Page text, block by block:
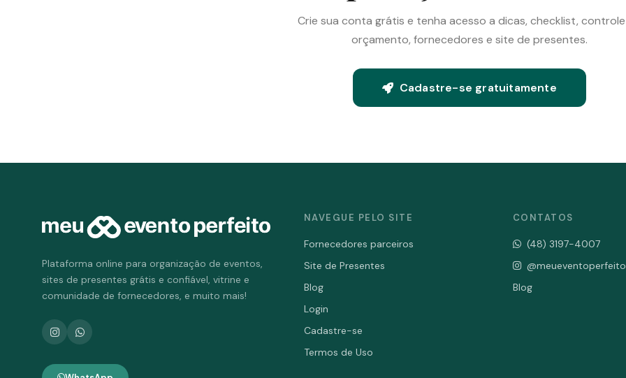
Crie sua conta grátis e tenha acesso a dicas, checklist,
orçamento, fornecedores e site de presentes.
Cadastre-se gratuitamente
Plataforma online para organização de eventos,
sites de presentes grátis e confiável, vitrine e
comunidade de fornecedores, e muito mais!
NAVEGUE PELO SITE
Fornecedores parceiros
Site de Presentes
Blog
Login
Cadastre-se
Termos de Uso
CONTATOS
(48) 3197-4007
@meueventoperfeito
Blog